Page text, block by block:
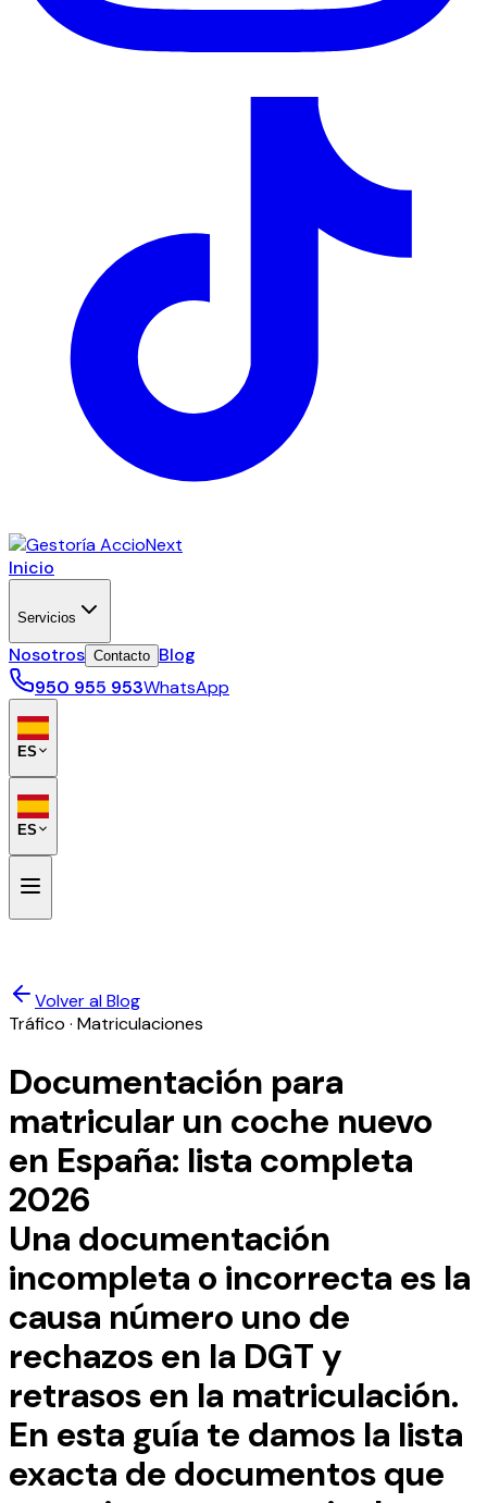
Inicio
Servicios
Nosotros Contacto Blog
950 955 953WhatsApp
ES
ES
Volver al Blog
Tráfico · Matriculaciones
Documentación para
matricular un coche nuevo
en España: lista completa
2026
Una documentación
incompleta o incorrecta es la
causa número uno de
rechazos en la DGT y
retrasos en la matriculación.
En esta guía te damos la lista
exacta de documentos que